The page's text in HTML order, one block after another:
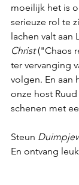
moeilijk het is
serieuze rol te
lachen valt aan
Christ ("Chaos
ter vervanging
volgen. En aan
onze host
schenen met
Steun
En ontvang